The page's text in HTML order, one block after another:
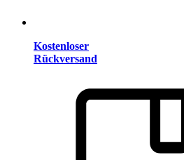
Kostenloser
Rückversand